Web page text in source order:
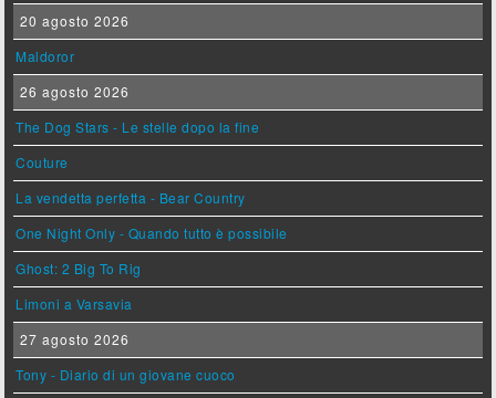
20 agosto 2026
Maldoror
26 agosto 2026
The Dog Stars - Le stelle dopo la fine
Couture
La vendetta perfetta - Bear Country
One Night Only - Quando tutto è possibile
Ghost: 2 Big To Rig
Limoni a Varsavia
27 agosto 2026
Tony - Diario di un giovane cuoco